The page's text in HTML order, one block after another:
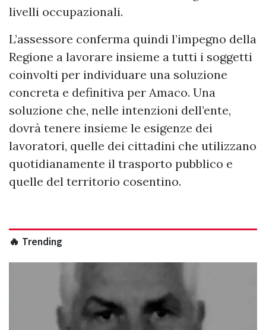
livelli occupazionali.
L’assessore conferma quindi l’impegno della
Regione a lavorare insieme a tutti i soggetti
coinvolti per individuare una soluzione
concreta e definitiva per Amaco. Una
soluzione che, nelle intenzioni dell’ente,
dovrà tenere insieme le esigenze dei
lavoratori, quelle dei cittadini che utilizzano
quotidianamente il trasporto pubblico e
quelle del territorio cosentino.
🔥 Trending